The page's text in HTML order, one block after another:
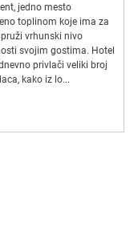
jedno mesto
toplinom koje ima za
vrhunski nivo
svojim gostima. Hotel
privlači veliki broj
kako iz lo...